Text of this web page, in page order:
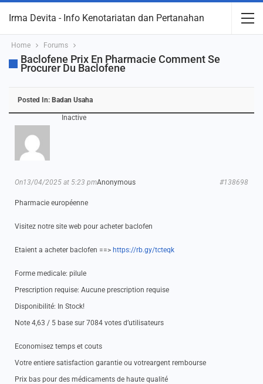
Irma Devita - Info Kenotariatan dan Pertanahan
Home Forums
Baclofene Prix En Pharmacie Comment Se
Procurer Du Baclofene
Posted In: Badan Usaha
Inactive
Anonymous
On13/04/2025 at 5:23 pm #138698
Pharmacie européenne
Visitez notre site web pour acheter baclofen
Etaient a acheter baclofen ==> https://rb.gy/tcteqk
Forme medicale: pilule
Prescription requise: Aucune prescription requise
Disponibilité: In Stock!
Note 4,63 / 5 base sur 7084 votes d’utilisateurs
Economisez temps et couts
Votre entiere satisfaction garantie ou votreargent rembourse
Prix bas pour des médicaments de haute qualité